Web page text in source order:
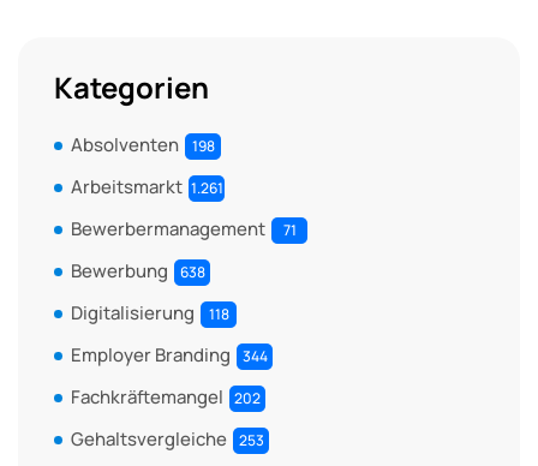
Kategorien
Absolventen 198
Arbeitsmarkt 1.261
Bewerbermanagement 71
Bewerbung 638
Digitalisierung 118
Employer Branding 344
Fachkräftemangel 202
Gehaltsvergleiche 253